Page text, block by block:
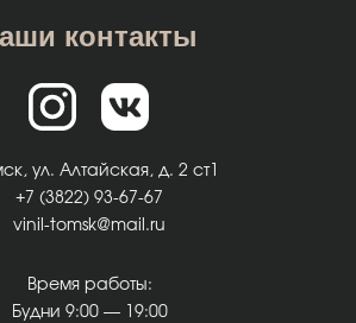
контакты
ул. Алтайская, д. 2 ст1
+7 (3822) 93-67-67
vinil-tomsk@mail.ru
Время работы:
Будни 9:00 — 19:00